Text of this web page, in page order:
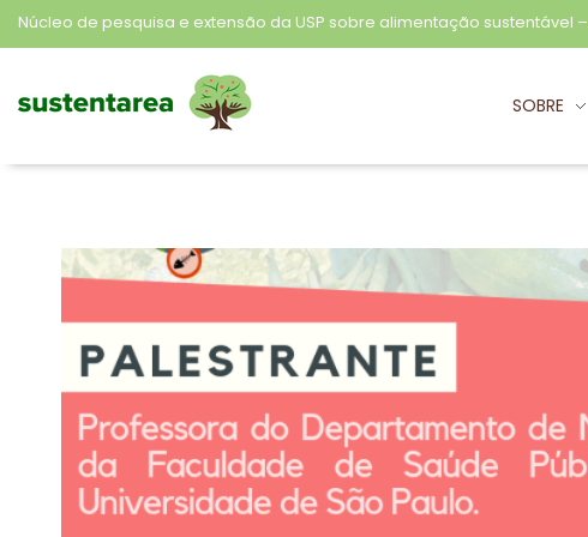
Núcleo de pesquisa e extensão da USP sobre alimentação sustentável –
Sustentarea
SOBRE